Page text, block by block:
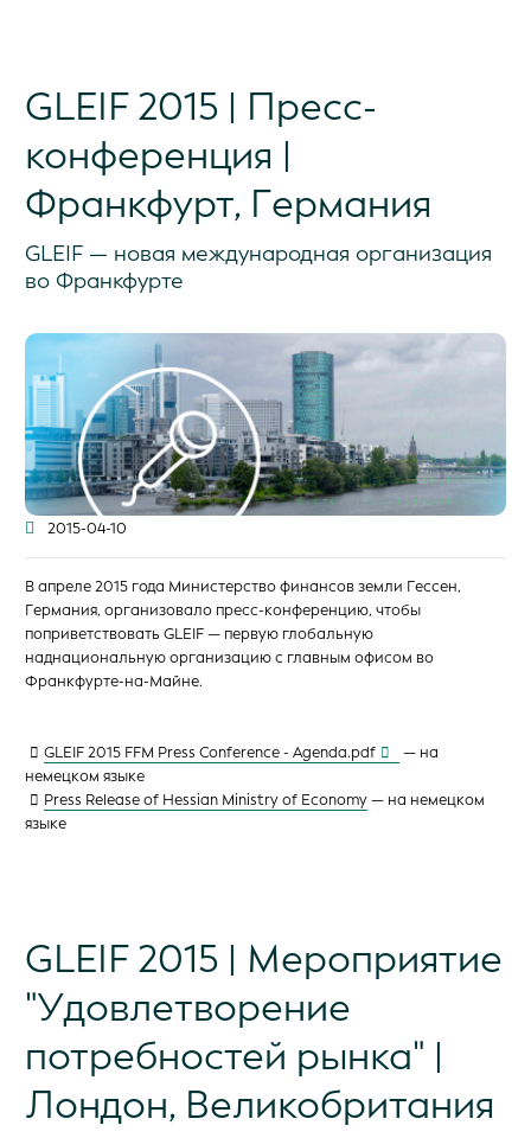
GLEIF 2015 | Пресс-
конференция |
Франкфурт, Германия
GLEIF — новая международная организация
во Франкфурте
2015-04-10
В апреле 2015 года Министерство финансов земли Гессен,
Германия, организовало пресс-конференцию, чтобы
поприветствовать GLEIF — первую глобальную
наднациональную организацию с главным офисом во
Франкфурте-на-Майне.
GLEIF 2015 FFM Press Conference - Agenda.pdf
— на
немецком языке
Press Release of Hessian Ministry of Economy— на немецком
языке
GLEIF 2015 | Мероприятие
"Удовлетворение
потребностей рынка" |
Лондон, Великобритания